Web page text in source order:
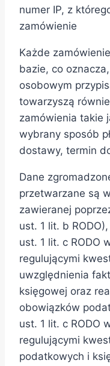
numer IP, z
zamówienie
Każde
bazie, co
osobowym
towarzyszą
zamówienia takie
wybrany sposób
dostawy, termin
Dane
przetwarzane są
zawieranej
ust. 1 lit. b
ust. 1 lit. c RODO
regulującymi
uwzględnienia
księgowej oraz
obowiązków
ust. 1 lit. c RODO
regulującymi
podatkowych i